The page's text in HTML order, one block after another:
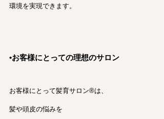
環境を実現できます。
•お客様にとっての理想のサロン
お客様にとって髪育サロン®︎は、
髪や頭皮の悩みを